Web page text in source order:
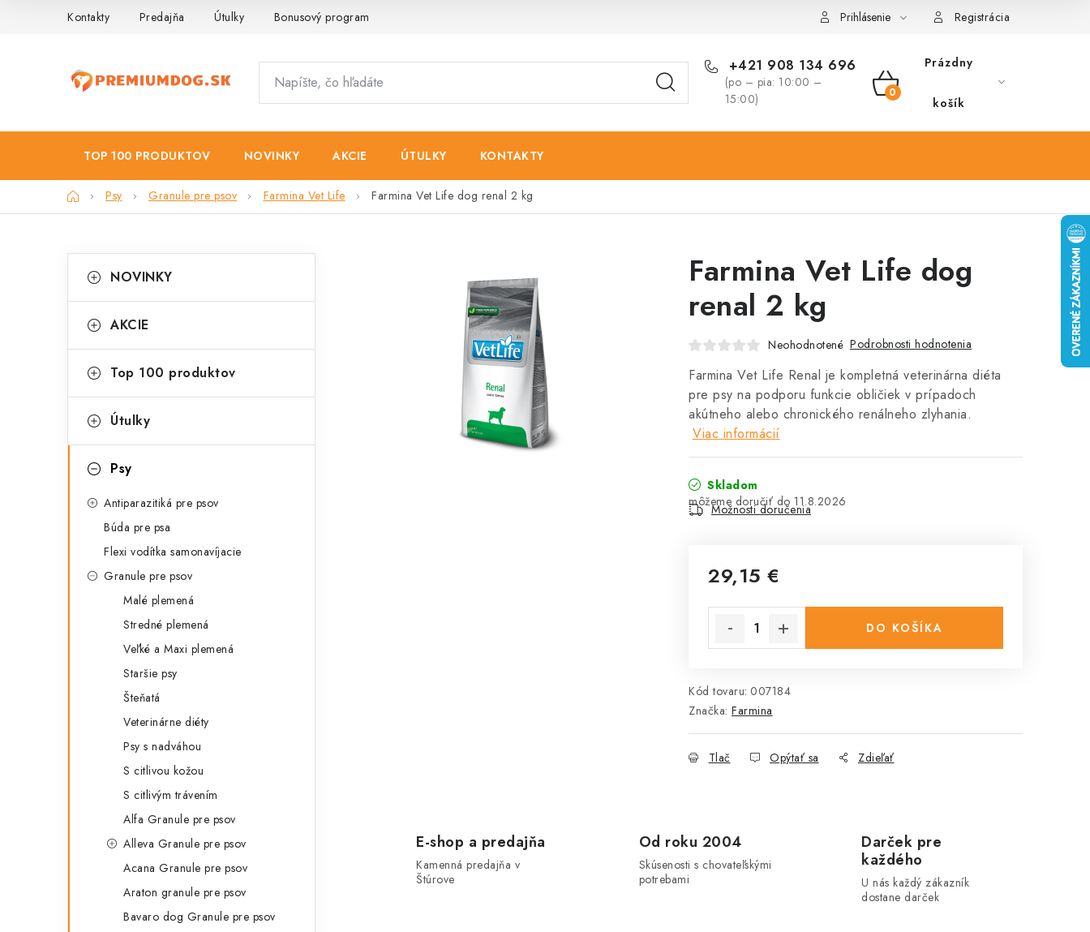
Kontakty Predajňa Útulky Bonusový program Prihlásenie Registrácia
+421 908 134 696
(po – pia: 10:00 –
15:00)
NÁKUPNÝ
Prázdny
košík
TOP 100 PRODUKTOV NOVINKY AKCIE ÚTULKY KONTAKTY
DomovPsy Granule pre psov Farmina Vet Life Farmina Vet Life dog renal 2 kg
o
n
ý
a
kategórie
a
e
ó
i
NOVINKY
AKCIE
Top 100 produktov
Útulky
Psy
Antiparazitiká pre psov
Búda pre psa
Flexi vodítka samonavíjacie
Granule pre psov
Malé plemená
Stredné plemená
Veľké a Maxi plemená
Staršie psy
Šteňatá
Veterinárne diéty
Psy s nadváhou
S citlivou kožou
S citlivým trávením
Alfa Granule pre psov
Alleva Granule pre psov
Acana Granule pre psov
Araton granule pre psov
Bavaro dog Granule pre psov
Farmina Vet Life dog
renal 2 kg
Neohodnotené Podrobnosti hodnotenia
Farmina Vet Life Renal je kompletná veterinárna diéta
pre psy na podporu funkcie obličiek v prípadoch
akútneho alebo chronického renálneho zlyhania.
Viac informácií
Skladom
11.8.2026
Možnosti doručenia
29,15 €
DO KOŠÍKA
Kód tovaru: 007184
Značka: Farmina
Tlač Opýtať sa Zdieľať
E-shop a predajňa
Kamenná predajňa v
Štúrove
Od roku 2004
Skúsenosti s chovateľskými
potrebami
Darček pre
každého
U nás každý zákazník
dostane darček